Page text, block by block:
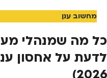
מחשוב ענן
כל מה שמנהלי
לדעת על אחסון
2026)